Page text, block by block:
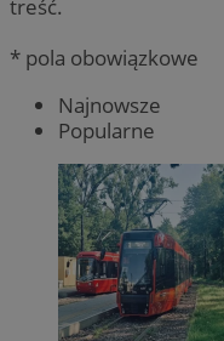
treść.
* pola obowiązkowe
Najnowsze
Popularne